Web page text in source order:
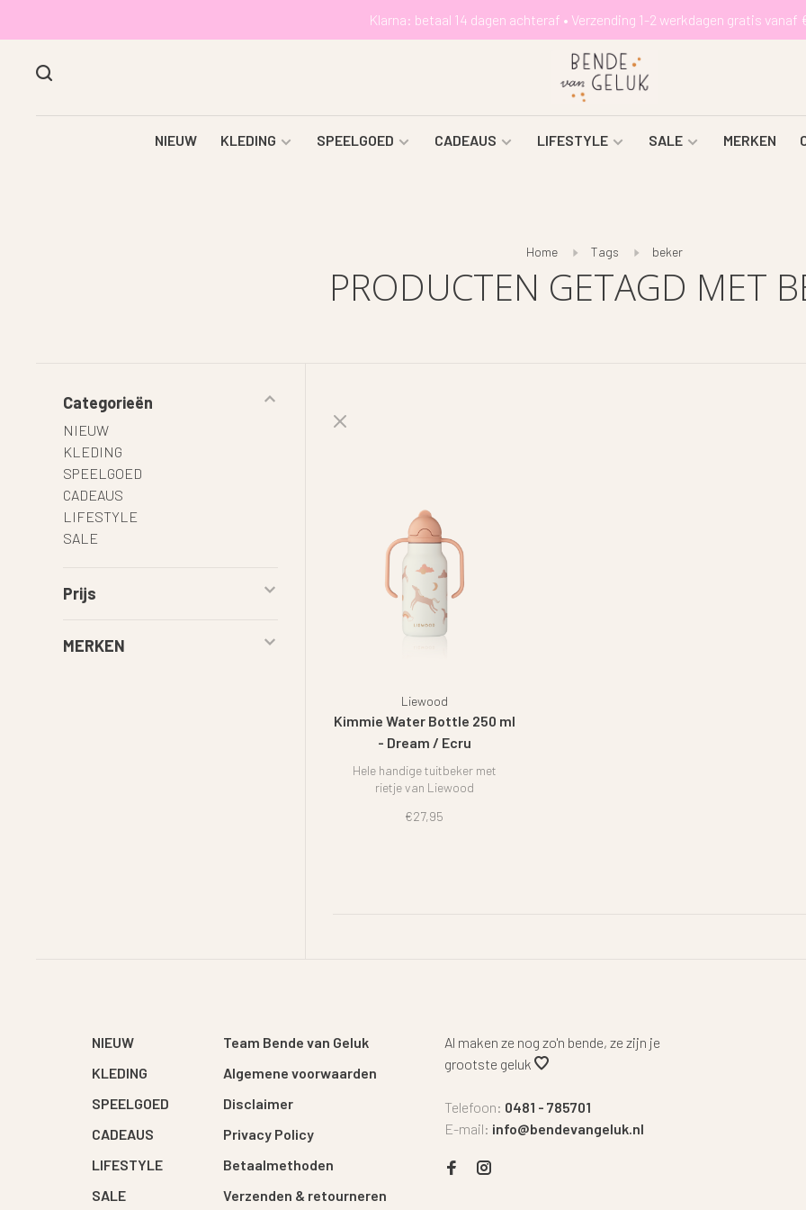
Klarna: betaal 14 dagen achteraf • Verzending 1-2 werkdagen gratis vanaf
NIEUW KLEDING SPEELGOED CADEAUS LIFESTYLE SALE MERKEN
Home Tags beker
PRODUCTEN GETAGD MET
Categorieën
NIEUW
KLEDING
SPEELGOED
CADEAUS
LIFESTYLE
SALE
Prijs
MERKEN
Liewood
Kimmie Water Bottle 250 ml
- Dream / Ecru
Hele handige tuitbeker met
rietje van Liewood
€27,95
NIEUW
KLEDING
SPEELGOED
CADEAUS
LIFESTYLE
SALE
Team Bende van Geluk
Algemene voorwaarden
Disclaimer
Privacy Policy
Betaalmethoden
Verzenden & retourneren
Al maken ze nog zo'n bende, ze zijn je
grootste geluk
Telefoon: 0481 - 785701
E-mail: info@bendevangeluk.nl